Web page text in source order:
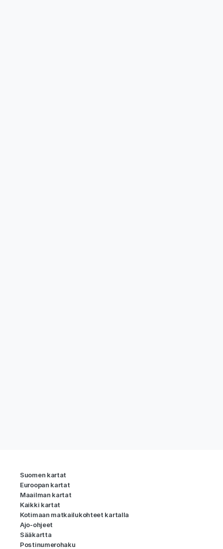
Suomen kartat
Euroopan kartat
Maailman kartat
Kaikki kartat
Kotimaan matkailukohteet kartalla
Ajo-ohjeet
Sääkartta
Postinumerohaku